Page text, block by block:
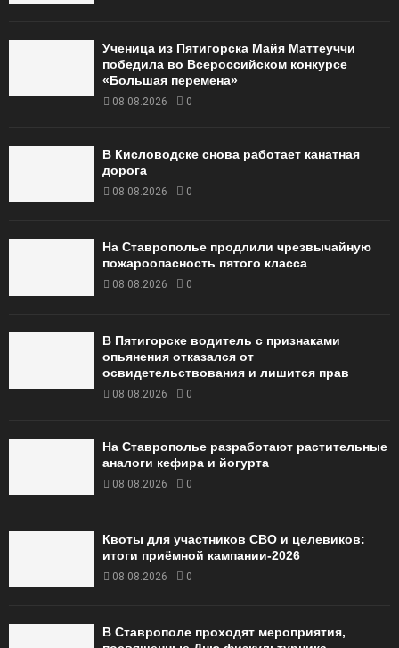
Ученица из Пятигорска Майя Маттеуччи
победила во Всероссийском конкурсе
«Большая перемена»
08.08.2026 0
В Кисловодске снова работает канатная
дорога
08.08.2026 0
На Ставрополье продлили чрезвычайную
пожароопасность пятого класса
08.08.2026 0
В Пятигорске водитель с признаками
опьянения отказался от
освидетельствования и лишится прав
08.08.2026 0
На Ставрополье разработают растительные
аналоги кефира и йогурта
08.08.2026 0
Квоты для участников СВО и целевиков:
итоги приёмной кампании‑2026
08.08.2026 0
В Ставрополе проходят мероприятия,